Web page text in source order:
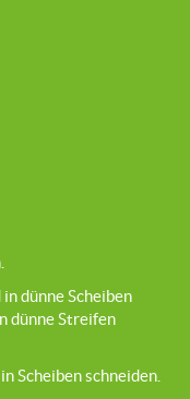
dünne Scheiben
dünne Streifen
Scheiben schneiden.